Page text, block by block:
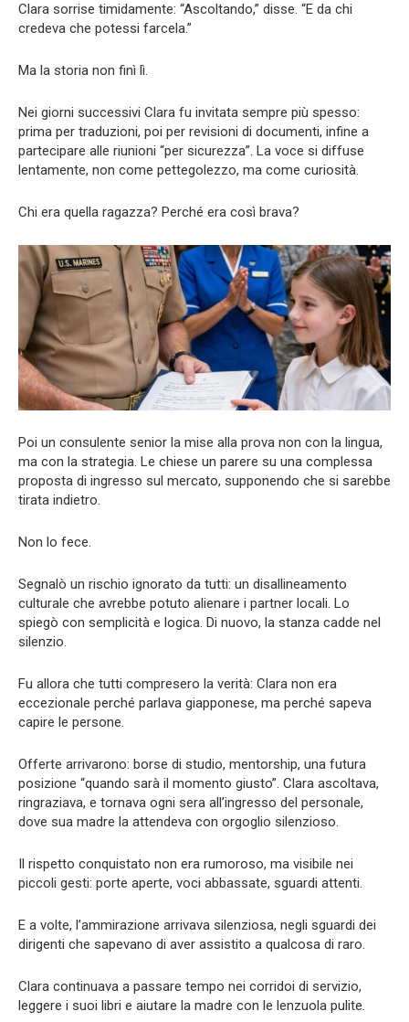
Clara sorrise timidamente: “Ascoltando,” disse. “E da chi
credeva che potessi farcela.”
Ma la storia non finì lì.
Nei giorni successivi Clara fu invitata sempre più spesso:
prima per traduzioni, poi per revisioni di documenti, infine a
partecipare alle riunioni “per sicurezza”. La voce si diffuse
lentamente, non come pettegolezzo, ma come curiosità.
Chi era quella ragazza? Perché era così brava?
Poi un consulente senior la mise alla prova non con la lingua,
ma con la strategia. Le chiese un parere su una complessa
proposta di ingresso sul mercato, supponendo che si sarebbe
tirata indietro.
Non lo fece.
Segnalò un rischio ignorato da tutti: un disallineamento
culturale che avrebbe potuto alienare i partner locali. Lo
spiegò con semplicità e logica. Di nuovo, la stanza cadde nel
silenzio.
Fu allora che tutti compresero la verità: Clara non era
eccezionale perché parlava giapponese, ma perché sapeva
capire le persone.
Offerte arrivarono: borse di studio, mentorship, una futura
posizione “quando sarà il momento giusto”. Clara ascoltava,
ringraziava, e tornava ogni sera all’ingresso del personale,
dove sua madre la attendeva con orgoglio silenzioso.
Il rispetto conquistato non era rumoroso, ma visibile nei
piccoli gesti: porte aperte, voci abbassate, sguardi attenti.
E a volte, l’ammirazione arrivava silenziosa, negli sguardi dei
dirigenti che sapevano di aver assistito a qualcosa di raro.
Clara continuava a passare tempo nei corridoi di servizio,
leggere i suoi libri e aiutare la madre con le lenzuola pulite.